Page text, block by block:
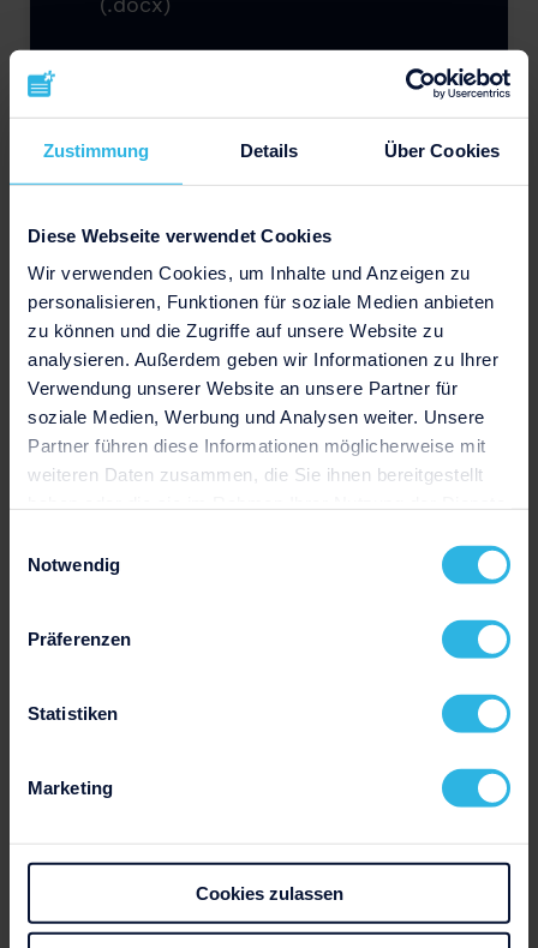
Zustimmung Details Über Cookies
Diese Webseite verwendet Cookies
Wir verwenden Cookies, um Inhalte und Anzeigen zu
personalisieren, Funktionen für soziale Medien anbieten
zu können und die Zugriffe auf unsere Website zu
analysieren. Außerdem geben wir Informationen zu Ihrer
Verwendung unserer Website an unsere Partner für
soziale Medien, Werbung und Analysen weiter. Unsere
Partner führen diese Informationen möglicherweise mit
weiteren Daten zusammen, die Sie ihnen bereitgestellt
Notwendig
Präferenzen
Statistiken
Marketing
Cookies zulassen
Jetzt herunterladen